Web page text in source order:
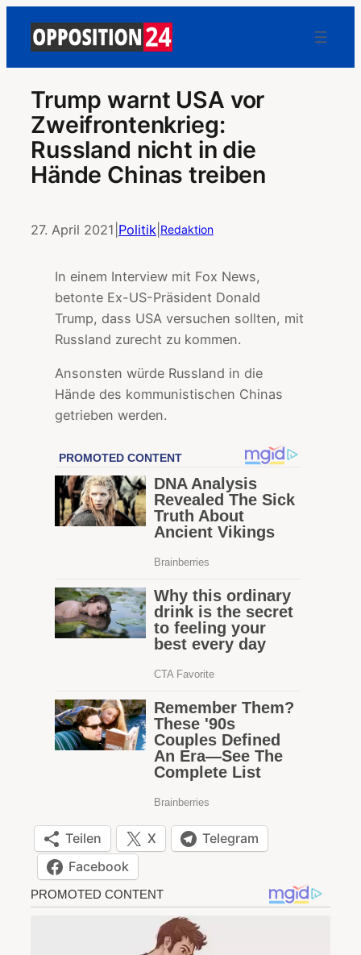
Trump warnt USA vor
Zweifrontenkrieg:
Russland nicht in die
Hände Chinas treiben
27. April 2021 Politik Redaktion
In einem Interview mit Fox News,
betonte Ex-US-Präsident Donald
Trump, dass USA versuchen sollten, mit
Russland zurecht zu kommen.
Ansonsten würde Russland in die
Hände des kommunistischen Chinas
getrieben werden.
Teilen X
Telegram
Facebook